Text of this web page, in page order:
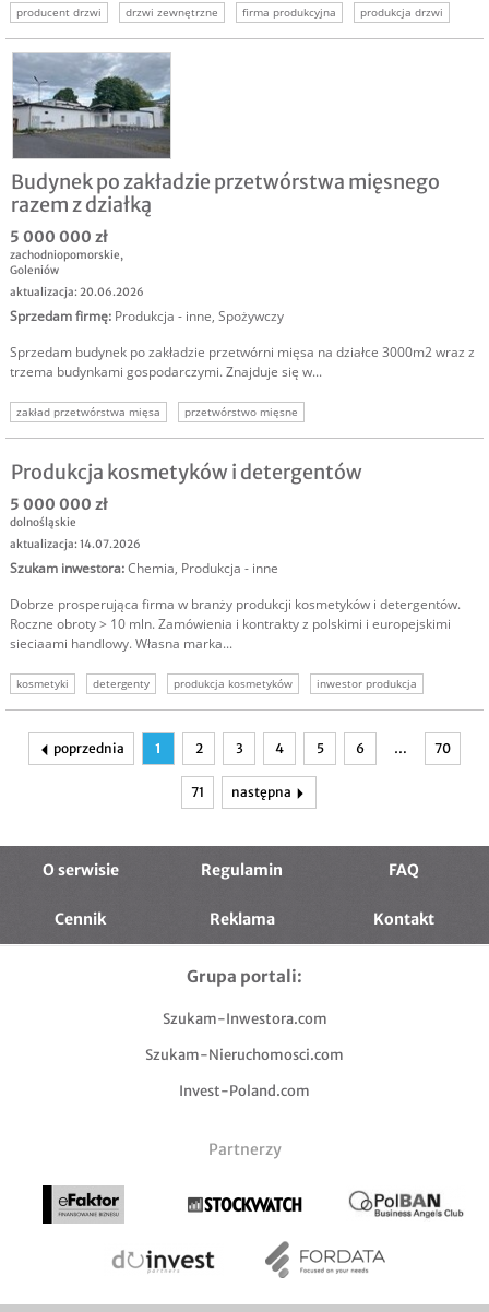
producent drzwi drzwi zewnętrzne firma produkcyjna
produkcja drzwi
sprzedaż firmy
biznes na sprzedaż zakład produkcyjny
Budynek po zakładzie przetwórstwa mięsnego
razem z działką
5 000 000 zł
zachodniopomorskie,
Goleniów
aktualizacja: 20.06.2026
Sprzedam firmę: Produkcja - inne, Spożywczy
Sprzedam budynek po zakładzie przetwórni mięsa na działce 3000m2 wraz z
trzema budynkami gospodarczymi. Znajduje się w...
zakład przetwórstwa mięsa
przetwórstwo mięsne
sprzedam produkcję mięsną
sprzedam zakład produkcyjny
nieruchomość produkcyjna
nieruchomość komercyjna
Produkcja kosmetyków i detergentów
5 000 000 zł
dolnośląskie
aktualizacja: 14.07.2026
Szukam inwestora:Chemia, Produkcja - inne
Dobrze prosperująca firma w branży produkcji kosmetyków i detergentów.
Roczne obroty > 10 mln. Zamówienia i kontrakty z polskimi i europejskimi
sieciaami handlowy. Własna marka...
kosmetyki detergenty produkcja kosmetyków
inwestor produkcja
inwestor do produkcji
szukam inwestora
poprzednia 1 2 3 4 5 6 … 70
71 następna
O serwisie Regulamin FAQ
Cennik Reklama Kontakt
Grupa portali:
Szukam-Inwestora.com
Szukam-Nieruchomosci.com
Invest-Poland.com
Partnerzy